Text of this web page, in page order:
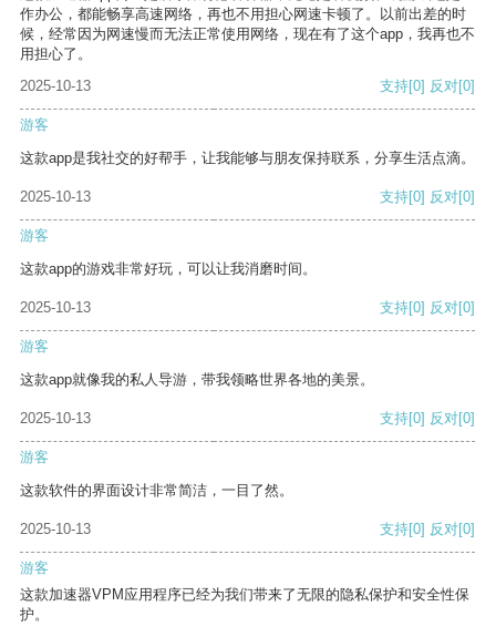
作办公，都能畅享高速网络，再也不用担心网速卡顿了。以前出差的时
候，经常因为网速慢而无法正常使用网络，现在有了这个app，我再也不
用担心了。
2025-10-13
支持[0] 反对[0]
游客
这款app是我社交的好帮手，让我能够与朋友保持联系，分享生活点滴。
2025-10-13 支持[0] 反对[0]
游客
这款app的游戏非常好玩，可以让我消磨时间。
2025-10-13 支持[0] 反对[0]
游客
这款app就像我的私人导游，带我领略世界各地的美景。
2025-10-13 支持[0] 反对[0]
游客
这款软件的界面设计非常简洁，一目了然。
2025-10-13 支持[0] 反对[0]
游客
这款加速器VPM应用程序已经为我们带来了无限的隐私保护和安全性保
护。